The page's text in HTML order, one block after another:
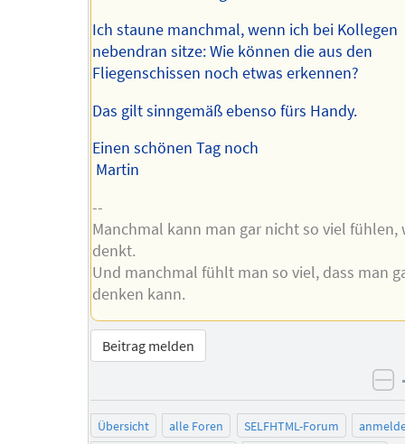
Ich staune manchmal, wenn ich bei Kollegen
nebendran sitze: Wie können die aus den
Fliegenschissen noch etwas erkennen?
Das gilt sinngemäß ebenso fürs Handy.
Einen schönen Tag noch
Martin
--
Manchmal kann man gar nicht so viel fühlen,
denkt.
Und manchmal fühlt man so viel, dass man
denken kann.
Beitrag melden
Übersicht alle Foren SELFHTML-Forum